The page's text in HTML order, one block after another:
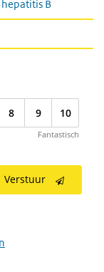
B
8 9 10
Fantastisch
Verstuur